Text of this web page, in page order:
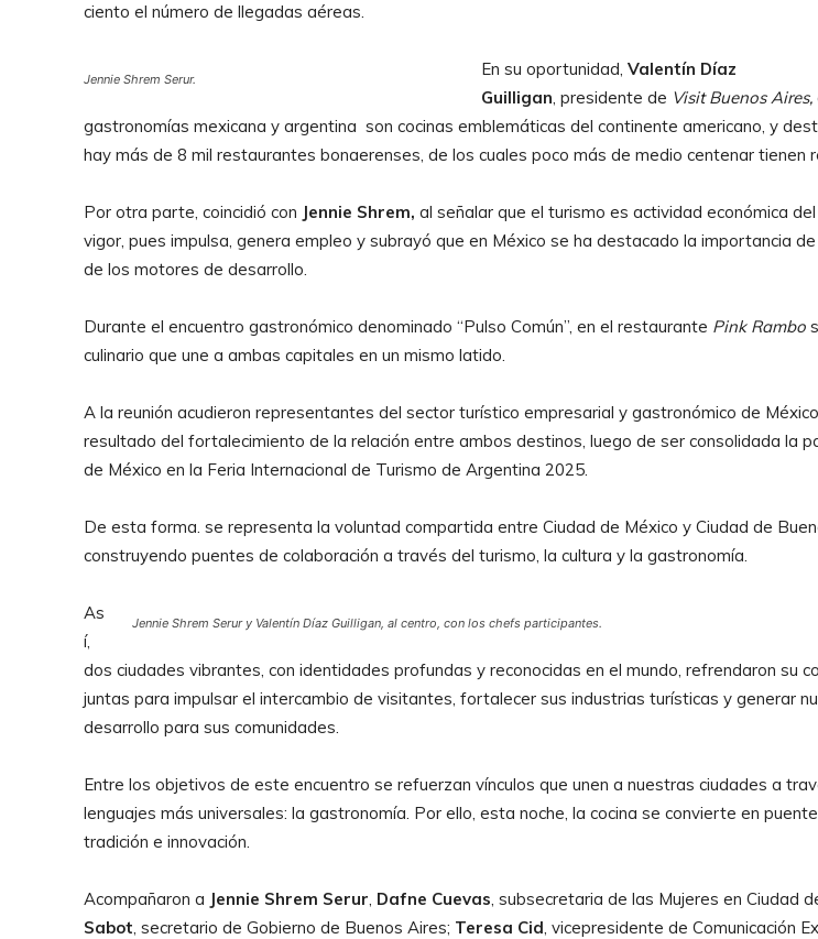
ciento el número de llegadas aéreas.
Jennie Shrem Serur. En su oportunidad, Valentín Díaz
Guilligan, presidente de Visit Buenos Aires,
gastronomías mexicana y argentina son cocinas emblemáticas del continente americano, y
hay más de 8 mil restaurantes bonaerenses, de los cuales poco más de medio centenar tienen
Por otra parte, coincidió con Jennie Shrem, al señalar que el turismo es actividad económica
vigor, pues impulsa, genera empleo y subrayó que en México se ha destacado la importancia
de los motores de desarrollo.
Durante el encuentro gastronómico denominado “Pulso Común”, en el restaurante Pink Rambo
culinario que une a ambas capitales en un mismo latido.
A la reunión acudieron representantes del sector turístico empresarial y gastronómico de
resultado del fortalecimiento de la relación entre ambos destinos, luego de ser consolidada la
de México en la Feria Internacional de Turismo de Argentina 2025.
De esta forma. se representa la voluntad compartida entre Ciudad de México y Ciudad de
construyendo puentes de colaboración a través del turismo, la cultura y la gastronomía.
Jennie Shrem Serur y Valentín Díaz Guilligan, al centro, con los chefs participantes.
As
í,
dos ciudades vibrantes, con identidades profundas y reconocidas en el mundo, refrendaron su
juntas para impulsar el intercambio de visitantes, fortalecer sus industrias turísticas y generar
desarrollo para sus comunidades.
Entre los objetivos de este encuentro se refuerzan vínculos que unen a nuestras ciudades a
lenguajes más universales: la gastronomía. Por ello, esta noche, la cocina se convierte en
tradición e innovación.
Acompañaron a Jennie Shrem Serur, Dafne Cuevas, subsecretaria de las Mujeres en Ciudad
Sabot, secretario de Gobierno de Buenos Aires; Teresa Cid, vicepresidente de Comunicación